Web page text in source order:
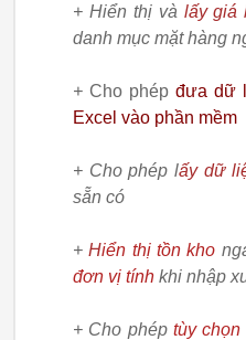
+ Hiển thị và lấy giá
danh mục mặt hàng
+ Cho phépđưa dữ
Excel vào phần mềm
+ Cho phép lấy dữ
sẵn có
+Hiển thị tồn kho
đơn vị tínhkhi nhập
+ Cho phéptùy chọn